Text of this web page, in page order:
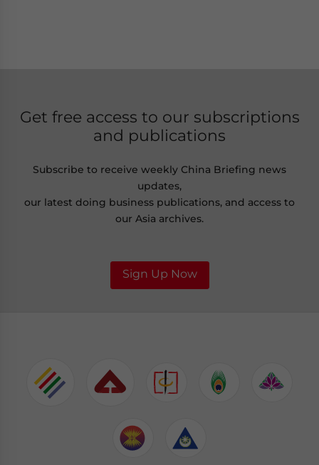
Get free access to our subscriptions
and publications
Subscribe to receive weekly China Briefing news
updates,
our latest doing business publications, and access to
our Asia archives.
Sign Up Now